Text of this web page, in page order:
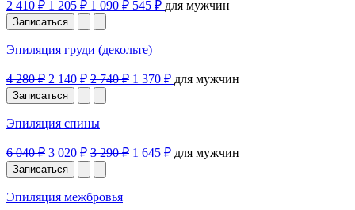
2 410 ₽ 1 205 ₽ 1 090 ₽ 545 ₽ для мужчин
Записаться
Эпиляция груди (декольте)
4 280 ₽ 2 140 ₽ 2 740 ₽ 1 370 ₽ для мужчин
Записаться
Эпиляция спины
6 040 ₽ 3 020 ₽ 3 290 ₽ 1 645 ₽ для мужчин
Записаться
Эпиляция межбровья